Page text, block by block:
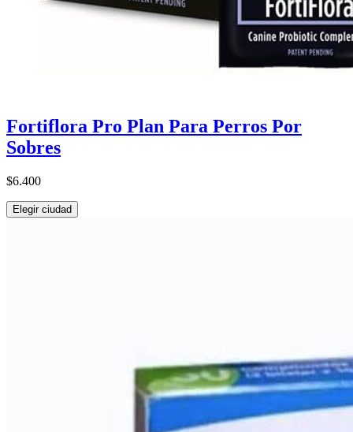
Fortiflora Pro Plan Para Perros Por
Sobres
$6.400
Elegir ciudad